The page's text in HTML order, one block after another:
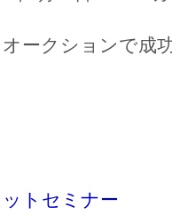
ークションで成
トセミナー